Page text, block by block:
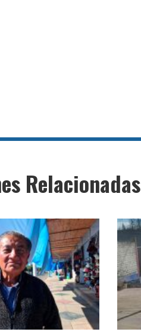
Relacionadas